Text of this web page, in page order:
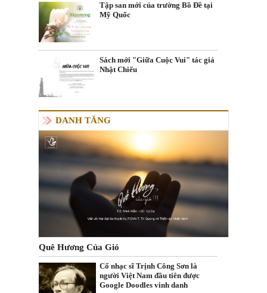
Tập san mới của trường Bồ Đề tại
Mỹ Quốc
Sách mới "Giữa Cuộc Vui" tác giả
Nhật Chiếu
DANH TĂNG
Quê Hương Của Gió
Cố nhạc sĩ Trịnh Công Sơn là
người Việt Nam đầu tiên được
Google Doodles vinh danh